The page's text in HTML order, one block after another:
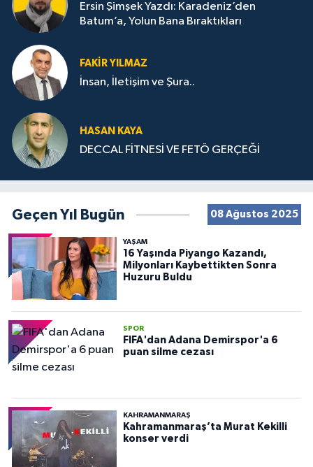
Ersin Şimşek Yazdı: Karadeniz’den
Batum’a, Yolun Bana Bıraktıkları
FAKIR YILMAZ
İnsan, İletişim ve Şura..
HASAN KAYA
DECCAL FİTNESİ VE FETÖ GERÇEĞİ
Geçen Yıl Bugün 08 Ağustos 2025
YAŞAM
16 Yaşında Piyango Kazandı,
Milyonları Kaybettikten Sonra
Huzuru Buldu
SPOR
FIFA'dan Adana Demirspor'a 6
puan silme cezası
KAHRAMANMARAŞ
Kahramanmaraş’ta Murat Kekilli
konser verdi